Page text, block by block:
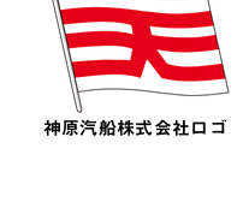
神原汽船株式会社ロゴ